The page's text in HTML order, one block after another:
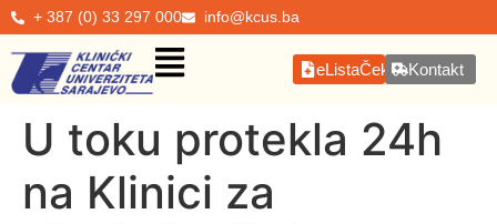
+ 387 (0) 33 297 000 info@kcus.ba
eListaČekanjaKontakt
U toku protekla 24h
na Klinici za